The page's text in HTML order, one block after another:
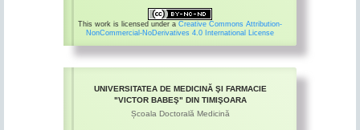
This work is licensed under a Creative Commons Attribution-
NonCommercial-NoDerivatives 4.0 International License
UNIVERSITATEA DE MEDICINĂ ŞI FARMACIE
"VICTOR BABEŞ" DIN TIMIŞOARA
Școala Doctorală Medicină